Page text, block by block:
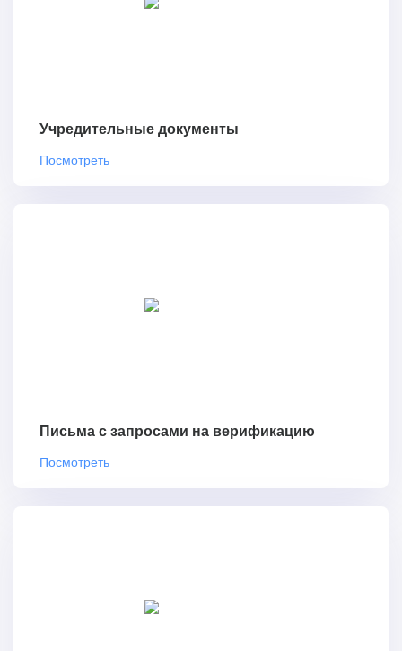
Учредительные документы
Посмотреть
Письма с запросами на верификацию
Посмотреть